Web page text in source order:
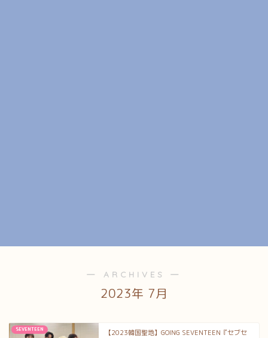
― ARCHIVES ―
2023年 7月
SEVENTEEN
【2023韓国聖地】GOING SEVENTEEN『セブセ